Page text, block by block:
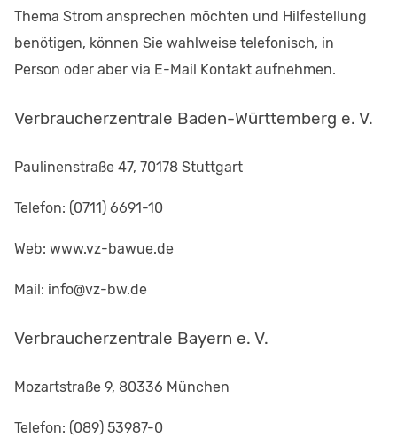
Thema Strom ansprechen möchten und Hilfestellung
benötigen, können Sie wahlweise telefonisch, in
Person oder aber via E-Mail Kontakt aufnehmen.
Verbraucherzentrale Baden-Württemberg e. V.
Paulinenstraße 47, 70178 Stuttgart
Telefon: (0711) 6691-10
Web: www.vz-bawue.de
Mail: info@vz-bw.de
Verbraucherzentrale Bayern e. V.
Mozartstraße 9, 80336 München
Telefon: (089) 53987-0